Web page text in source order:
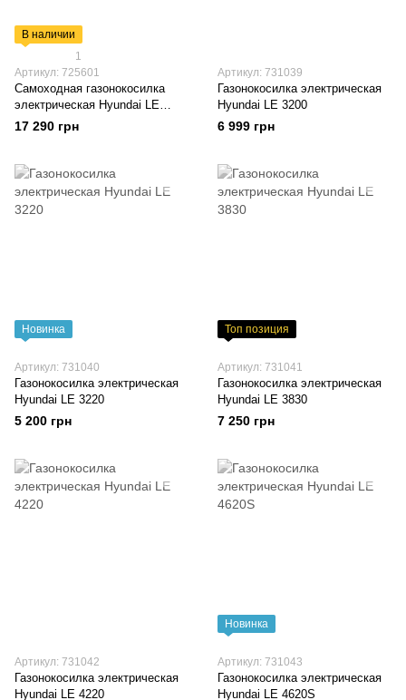
В наличии
1
Артикул: 725601
Самоходная газонокосилка
электрическая Hyundai LE
4600S
17 290 грн
Артикул: 731039
Газонокосилка электрическая
Hyundai LE 3200
6 999 грн
Новинка
Артикул: 731040
Газонокосилка электрическая
Hyundai LE 3220
5 200 грн
Топ позиция
Артикул: 731041
Газонокосилка электрическая
Hyundai LE 3830
7 250 грн
Артикул: 731042
Газонокосилка электрическая
Hyundai LE 4220
Новинка
Артикул: 731043
Газонокосилка электрическая
Hyundai LE 4620S